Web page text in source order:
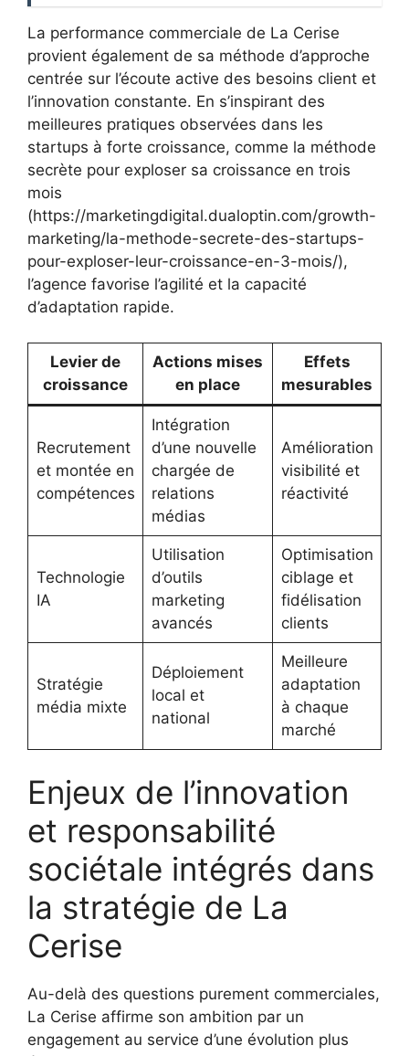
La performance commerciale de La Cerise
provient également de sa méthode d’approche
centrée sur l’écoute active des besoins client et
l’innovation constante. En s’inspirant des
meilleures pratiques observées dans les
startups à forte croissance, comme la méthode
secrète pour exploser sa croissance en trois
mois
(https://marketingdigital.dualoptin.com/growth-
marketing/la-methode-secrete-des-startups-
pour-exploser-leur-croissance-en-3-mois/),
l’agence favorise l’agilité et la capacité
d’adaptation rapide.
Levier de
croissance
Actions mises
en place
Effets
mesurables
Recrutement
et montée en
compétences
Intégration
d’une nouvelle
chargée de
relations
médias
Amélioration
visibilité et
réactivité
Technologie
IA
Utilisation
d’outils
marketing
avancés
Optimisation
ciblage et
fidélisation
clients
Stratégie
média mixte
Déploiement
local et
national
Meilleure
adaptation
à chaque
marché
Enjeux de l’innovation
et responsabilité
sociétale intégrés dans
la stratégie de La
Cerise
Au-delà des questions purement commerciales,
La Cerise affirme son ambition par un
engagement au service d’une évolution plus